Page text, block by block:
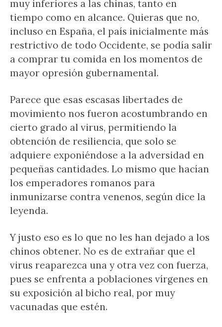
muy inferiores a las chinas, tanto en
tiempo como en alcance. Quieras que no,
incluso en España, el país inicialmente más
restrictivo de todo Occidente, se podía salir
a comprar tu comida en los momentos de
mayor opresión gubernamental.
Parece que esas escasas libertades de
movimiento nos fueron acostumbrando en
cierto grado al virus, permitiendo la
obtención de resiliencia, que solo se
adquiere exponiéndose a la adversidad en
pequeñas cantidades. Lo mismo que hacían
los emperadores romanos para
inmunizarse contra venenos, según dice la
leyenda.
Y justo eso es lo que no les han dejado a los
chinos obtener. No es de extrañar que el
virus reaparezca una y otra vez con fuerza,
pues se enfrenta a poblaciones vírgenes en
su exposición al bicho real, por muy
vacunadas que estén.